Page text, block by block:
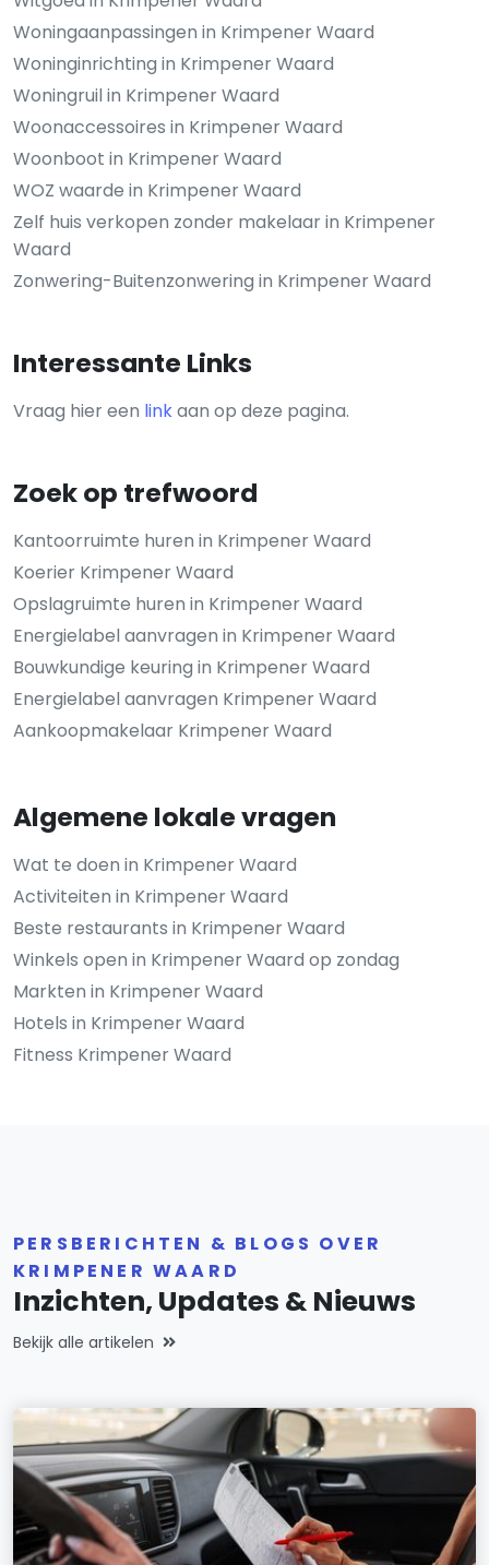
Woningaanpassingen in Krimpener Waard
Woninginrichting in Krimpener Waard
Woningruil in Krimpener Waard
Woonaccessoires in Krimpener Waard
Woonboot in Krimpener Waard
WOZ waarde in Krimpener Waard
Zelf huis verkopen zonder makelaar in Krimpener
Waard
Zonwering-Buitenzonwering in Krimpener Waard
Interessante Links
Vraag hier een linkaan op deze pagina.
Zoek op trefwoord
Kantoorruimte huren in Krimpener Waard
Koerier Krimpener Waard
Opslagruimte huren in Krimpener Waard
Energielabel aanvragen in Krimpener Waard
Bouwkundige keuring in Krimpener Waard
Energielabel aanvragen Krimpener Waard
Aankoopmakelaar Krimpener Waard
Algemene lokale vragen
Wat te doen in Krimpener Waard
Activiteiten in Krimpener Waard
Beste restaurants in Krimpener Waard
Winkels open in Krimpener Waard op zondag
Markten in Krimpener Waard
Hotels in Krimpener Waard
Fitness Krimpener Waard
PERSBERICHTEN & BLOGS OVER
KRIMPENER WAARD
Inzichten, Updates & Nieuws
Bekijk alle artikelen